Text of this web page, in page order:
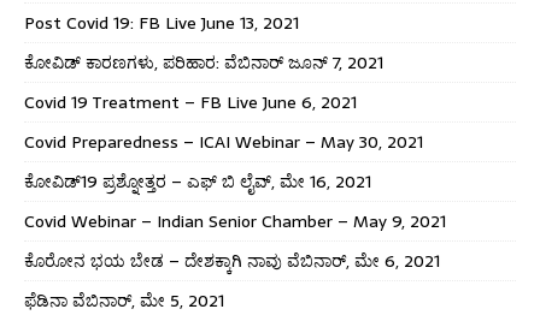
Post Covid 19: FB Live June 13, 2021
ಕೋವಿಡ್ ಕಾರಣಗಳು, ಪರಿಹಾರ: ವೆಬಿನಾರ್ ಜೂನ್ 7, 2021
Covid 19 Treatment – FB Live June 6, 2021
Covid Preparedness – ICAI Webinar – May 30, 2021
ಕೋವಿಡ್19 ಪ್ರಶ್ನೋತ್ತರ – ಎಫ್ ಬಿ ಲೈವ್, ಮೇ 16, 2021
Covid Webinar – Indian Senior Chamber – May 9, 2021
ಕೊರೋನ ಭಯ ಬೇಡ – ದೇಶಕ್ಕಾಗಿ ನಾವು ವೆಬಿನಾರ್, ಮೇ 6, 2021
ಫೆಡಿನಾ ವೆಬಿನಾರ್, ಮೇ 5, 2021